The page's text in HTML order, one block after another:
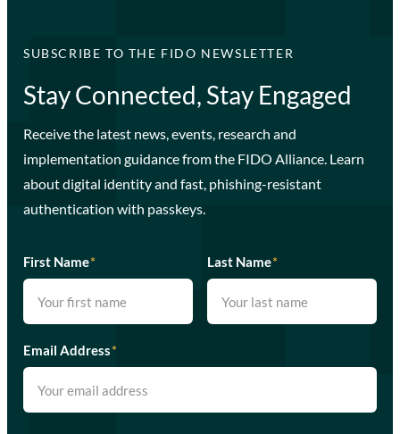
SUBSCRIBE TO THE FIDO NEWSLETTER
Stay Connected, Stay Engaged
Receive the latest news, events, research and
implementation guidance from the FIDO Alliance. Learn
about digital identity and fast, phishing-resistant
authentication with passkeys.
First Name* Last Name*
Email Address*